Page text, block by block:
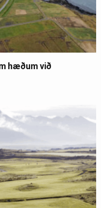
hæðum við